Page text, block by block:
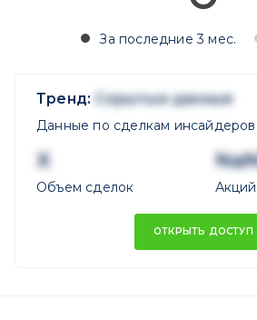
За последние 3 мес.
Тренд: Скрытые данные
Данные по сделкам инсайдеров
X
Объем сделок Акций
ОТКРЫТЬ ДОСТУП